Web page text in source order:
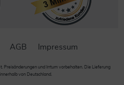
AGB Impressum
Preisänderungen und Irrtum vorbehalten. Die Lieferung
von Deutschland.